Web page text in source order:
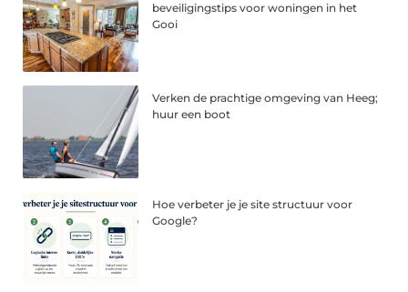
beveiligingstips voor woningen in het
Gooi
Verken de prachtige omgeving van Heeg;
huur een boot
Hoe verbeter je je site structuur voor
Google?